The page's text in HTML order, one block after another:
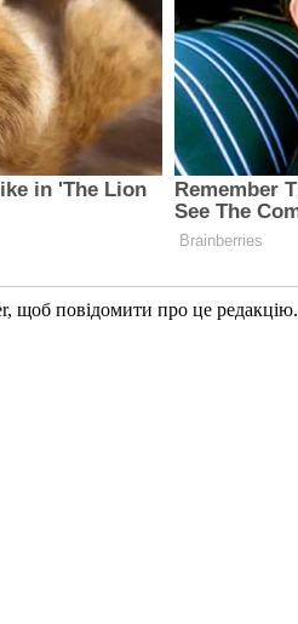
щоб повідомити про це редакцію.